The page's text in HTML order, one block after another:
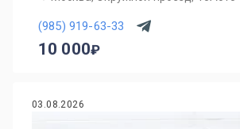
(985) 919-63-33
10 000
03.08.2026